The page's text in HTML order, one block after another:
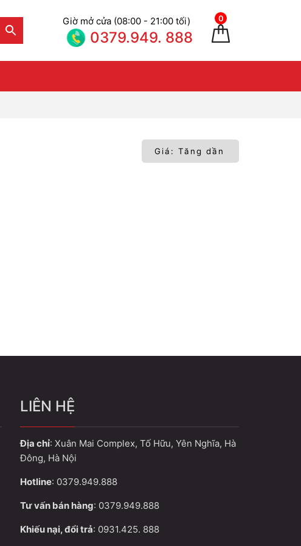
Giờ mở cửa (08:00 - 21:00 tối)
0379.949. 888
0
LIÊN HỆ
Địa chỉ: Xuân Mai Complex, Tố Hữu, Yên Nghĩa, Hà
Đông, Hà Nội
Hotline: 0379.949.888
Tư vấn bán hàng: 0379.949.888
Khiếu nại, đổi trả: 0931.425. 888